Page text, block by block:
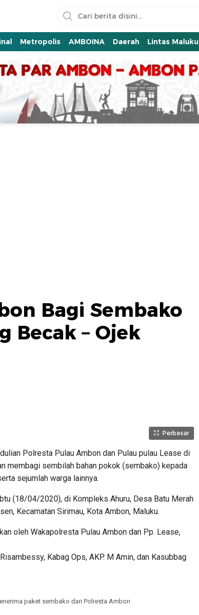
Metropolis AMBOINA Daerah Lintas Maluku
Bagi Sembako
Becak – Ojek
Perbesar
Polresta Pulau Ambon dan Pulau pulau Lease di
membagi sembilah bahan pokok (sembako) kepada
sejumlah warga lainnya.
(18/04/2020), di Kompleks Ahuru, Desa Batu Merah
Kecamatan Sirimau, Kota Ambon, Maluku.
oleh Wakapolresta Pulau Ambon dan Pp. Lease,
Kabag Ops, AKP. M Amin, dan Kasubbag
paket sembako dari Polresta Ambon